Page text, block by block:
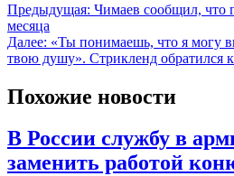
Предыдущая: Чимаев сообщил, что
месяца
Далее: «Ты понимаешь, что я могу
твою душу». Стрикленд обратился
Похожие новости
В России службу в
заменить работой